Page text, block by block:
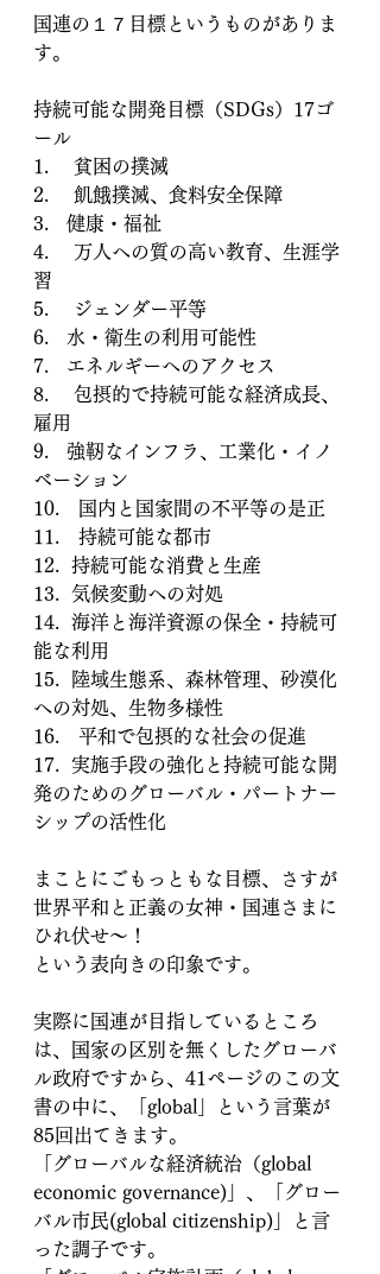
国連の１７目標というものがありま
す。
持続可能な開発目標（SDGs）17ゴ
ール
1.　 貧困の撲滅
2.　 飢餓撲滅、食料安全保障
3.   健康・福祉
4.　 万人への質の高い教育、生涯学
習
5.　 ジェンダー平等
6.   水・衛生の利用可能性
7.   エネルギーへのアクセス
8.　 包摂的で持続可能な経済成長、
雇用
9.   強靭なインフラ、工業化・イノ
ベーション
10.　国内と国家間の不平等の是正
11.　持続可能な都市
12.  持続可能な消費と生産
13.  気候変動への対処
14.  海洋と海洋資源の保全・持続可
能な利用
15.  陸域生態系、森林管理、砂漠化
への対処、生物多様性
16.　平和で包摂的な社会の促進
17.  実施手段の強化と持続可能な開
発のためのグローバル・パートナー
シップの活性化
まことにごもっともな目標、さすが
世界平和と正義の女神・国連さまに
ひれ伏せ～！
という表向きの印象です。
実際に国連が目指しているところ
は、国家の区別を無くしたグローバ
ル政府ですから、41ページのこの文
書の中に、「global」という言葉が
85回出てきます。
「グローバルな経済統治（global
economic governance)」、「グロー
バル市民(global citizenship)」と言
った調子です。